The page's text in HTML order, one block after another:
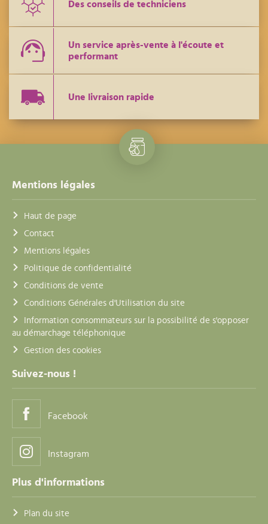
Des conseils de techniciens
Un service après-vente à l'écoute et
performant
Une livraison rapide
Mentions légales
Haut de page
Contact
Mentions légales
Politique de confidentialité
Conditions de vente
Conditions Générales d'Utilisation du site
Information consommateurs sur la possibilité de s'opposer
au démarchage téléphonique
Gestion des cookies
Suivez-nous !
Facebook
Instagram
Plus d'informations
Plan du site